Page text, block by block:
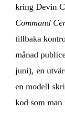
kring Devin
Command
tillbaka
månad
juni), en
en modell
kod som